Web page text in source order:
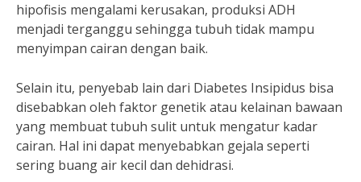
hipofisis mengalami kerusakan, produksi ADH
menjadi terganggu sehingga tubuh tidak mampu
menyimpan cairan dengan baik.
Selain itu, penyebab lain dari Diabetes Insipidus bisa
disebabkan oleh faktor genetik atau kelainan bawaan
yang membuat tubuh sulit untuk mengatur kadar
cairan. Hal ini dapat menyebabkan gejala seperti
sering buang air kecil dan dehidrasi.